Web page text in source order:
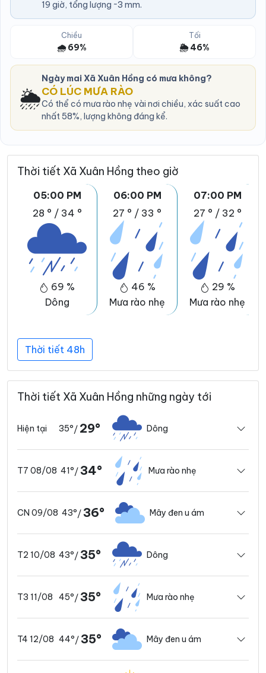
19 giờ, tổng lượng ~3 mm.
Chiều
🌧️ 69%
Tối
🌦️ 46%
🌦️
Ngày mai Xã Xuân Hồng có mưa không?
CÓ LÚC MƯA RÀO
Có thể có mưa rào nhẹ vài nơi chiều, xác suất cao
nhất 58%, lượng không đáng kể.
Thời tiết Xã Xuân Hồng theo giờ
05:00 PM
28 ° / 34 °
69 %
Dông
06:00 PM
27 ° / 33 °
46 %
Mưa rào nhẹ
07:00 PM
27 ° / 32 °
29 %
Mưa rào nhẹ
Thời tiết 48h
Thời tiết Xã Xuân Hồng những ngày tới
Hiện tại 35°/ 29° Dông
T7 08/08 41°/ 34° Mưa rào nhẹ
CN 09/08 43°/ 36° Mây đen u ám
T2 10/08 43°/ 35° Dông
T3 11/08 45°/ 35° Mưa rào nhẹ
T4 12/08 44°/ 35° Mây đen u ám